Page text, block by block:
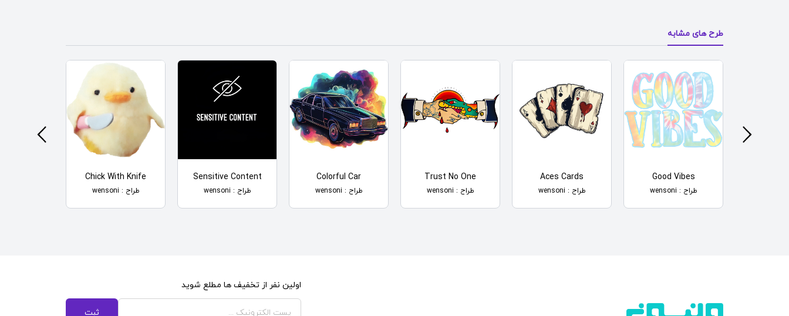
طرح های مشابه
Good Vibes
طراح : wensoni
Aces Cards
طراح : wensoni
Trust No One
طراح : wensoni
Colorful Car
طراح : wensoni
Sensitive Content
طراح : wensoni
Chick With Knife
طراح : wensoni
اولین نفر از تخفیف ها مطلع شوید
ثبت